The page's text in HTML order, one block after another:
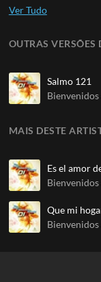
OUTRAS VERSÕES
Salmo 121
MAIS DESTE
Es el amor
Que mi